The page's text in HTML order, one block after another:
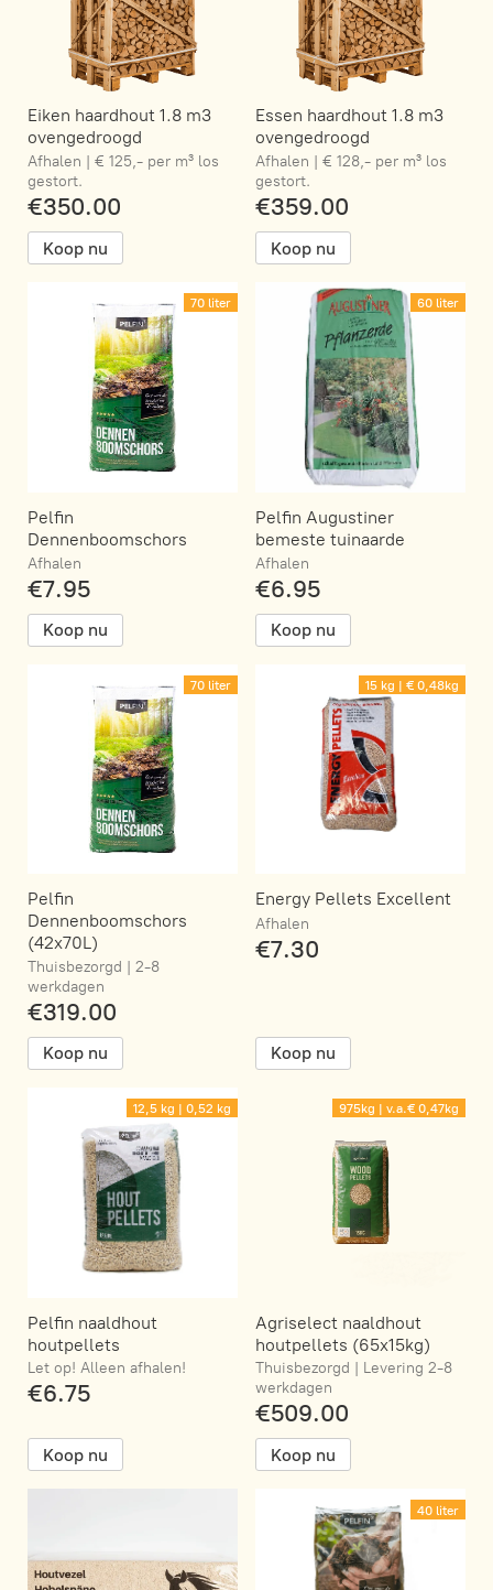
Eiken haardhout 1.8 m3
ovengedroogd
Afhalen | € 125,- per m³ los
gestort.
€350.00
Koop nu
Essen haardhout 1.8 m3
ovengedroogd
Afhalen | € 128,- per m³ los
gestort.
€359.00
Koop nu
70 liter
Pelfin
Dennenboomschors
Afhalen
€7.95
Koop nu
60 liter
Pelfin Augustiner
bemeste tuinaarde
Afhalen
€6.95
Koop nu
70 liter
Pelfin
Dennenboomschors
(42x70L)
Thuisbezorgd | 2-8
werkdagen
€319.00
Koop nu
15 kg | € 0,48kg
Energy Pellets Excellent
Afhalen
€7.30
Koop nu
12,5 kg | 0,52 kg
Pelfin naaldhout
houtpellets
Let op! Alleen afhalen!
€6.75
Koop nu
975kg | v.a.€ 0,47kg
Agriselect naaldhout
houtpellets (65x15kg)
Thuisbezorgd | Levering 2-8
werkdagen
€509.00
Koop nu
40 liter